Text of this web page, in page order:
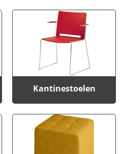
Kantinestoelen